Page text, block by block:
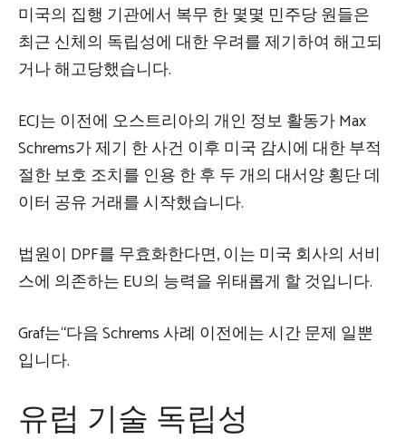
미국의 집행 기관에서 복무 한 몇몇 민주당 원들은
최근 신체의 독립성에 대한 우려를 제기하여 해고되
거나 해고당했습니다.
ECJ는 이전에 오스트리아의 개인 정보 활동가 Max
Schrems가 제기 한 사건 이후 미국 감시에 대한 부적
절한 보호 조치를 인용 한 후 두 개의 대서양 횡단 데
이터 공유 거래를 시작했습니다.
법원이 DPF를 무효화한다면, 이는 미국 회사의 서비
스에 의존하는 EU의 능력을 위태롭게 할 것입니다.
Graf는“다음 Schrems 사례 이전에는 시간 문제 일뿐
입니다.
유럽 ​​기술 독립성